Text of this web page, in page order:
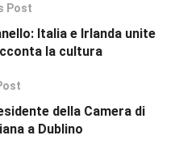
Post
Italia e Irlanda unite
la cultura
della Camera di
a Dublino